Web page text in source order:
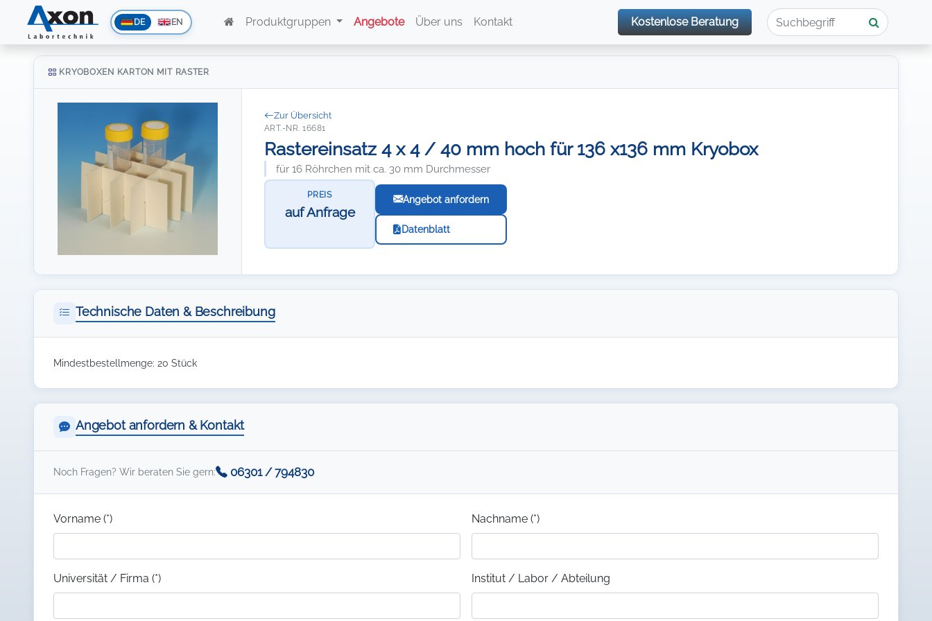
DE EN Produktgruppen Angebote Über uns Kontakt Kostenlose Beratung
KRYOBOXEN KARTON MIT RASTER
Zur Übersicht
ART.-NR. 16681
Rastereinsatz 4 x 4 / 40 mm hoch für 136 x136 mm Kryobox
für 16 Röhrchen mit ca. 30 mm Durchmesser
PREIS
auf Anfrage
Angebot anfordern
Datenblatt
Technische Daten & Beschreibung
Mindestbestellmenge: 20 Stück
Angebot anfordern & Kontakt
Noch Fragen? Wir beraten Sie gern: 06301 / 794830
Vorname (*) Nachname (*)
Universität / Firma (*) Institut / Labor / Abteilung